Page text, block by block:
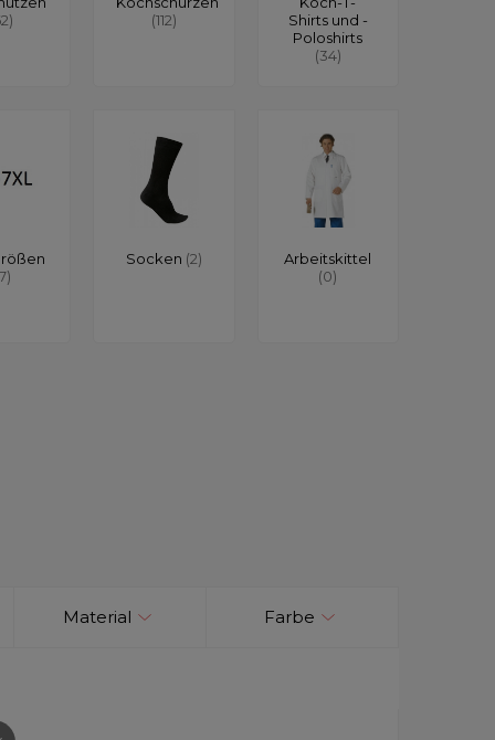
(112)
Shirts und -
Poloshirts
(34)
Socken (2)
Arbeitskittel
(0)
Material Farbe